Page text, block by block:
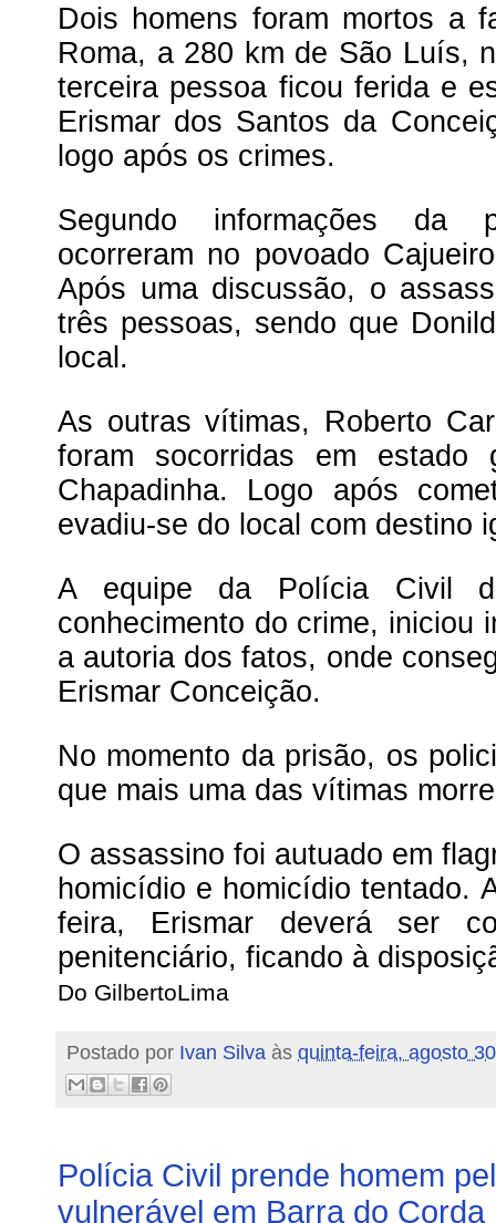
Dois homens foram mortos a
Roma, a 280 km de São Luís,
terceira pessoa ficou ferida e
Erismar dos Santos da
logo após os crimes.
Segundo informações da
ocorreram no povoado
Após uma discussão, o
três pessoas, sendo que
local.
As outras vítimas, Roberto
foram socorridas em
Chapadinha. Logo após
evadiu-se do local com destino
A equipe da Polícia Civil
conhecimento do crime, iniciou
a autoria dos fatos, onde
Erismar Conceição.
No momento da prisão, os
que mais uma das vítimas
O assassino foi autuado em
homicídio e homicídio tentado.
feira, Erismar deverá ser
penitenciário, ficando à
Do GilbertoLima
Postado por Ivan Silva às quinta-feira, agosto
Polícia Civil prende homem
vulnerável em Barra do Corda